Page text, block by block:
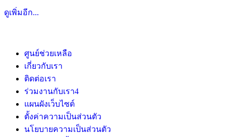
ดูเพิ่มอีก...
ศูนย์ช่วยเหลือ
เกี่ยวกับเรา
ติดต่อเรา
ร่วมงานกับเรา4
แผนผังเว็บไซต์
ตั้งค่าความเป็นส่วนตัว
นโยบายความเป็นส่วนตัว